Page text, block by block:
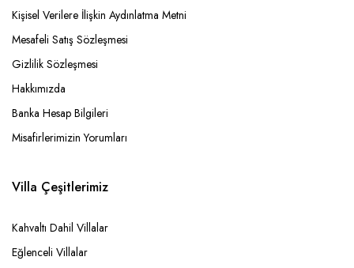
Kişisel Verilere İlişkin Aydınlatma Metni
Mesafeli Satış Sözleşmesi
Gizlilik Sözleşmesi
Hakkımızda
Banka Hesap Bilgileri
Misafirlerimizin Yorumları
Villa Çeşitlerimiz
Kahvaltı Dahil Villalar
Eğlenceli Villalar